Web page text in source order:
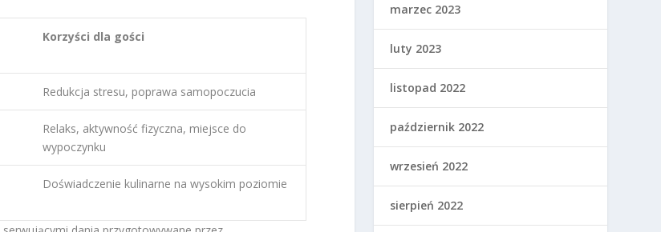
Korzyści dla gości
Redukcja stresu, poprawa samopoczucia
Relaks, aktywność fizyczna, miejsce do
wypoczynku
Doświadczenie kulinarne na wysokim poziomie
marzec 2023
luty 2023
listopad 2022
październik 2022
wrzesień 2022
sierpień 2022